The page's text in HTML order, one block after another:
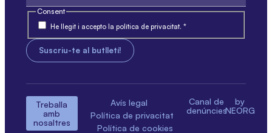
Consent
He llegit i accepto la política de privacitat. *
Treballa
amb
nosaltres
Avís legal
Política de privacitat
Política de cookies
Canal de
denúncies
by
NEORG